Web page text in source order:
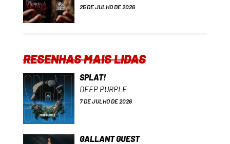
25 DE JULHO DE 2026
RESENHAS MAIS LIDAS
SPLAT!
DEEP PURPLE
7 DE JULHO DE 2026
GALLANT GUEST